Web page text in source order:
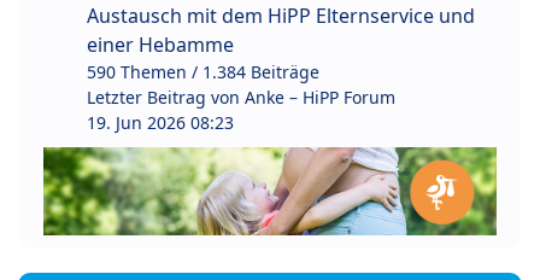
Austausch mit dem HiPP Elternservice und
einer Hebamme
590 Themen / 1.384 Beiträge
Letzter Beitrag von Anke – HiPP Forum
19. Jun 2026 08:23